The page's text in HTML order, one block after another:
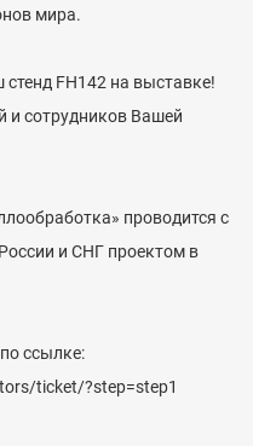
мира.
FH142 на выставке!
и сотрудников Вашей
проводится с
и СНГ проектом в
ссылке:
ticket/?step=step1